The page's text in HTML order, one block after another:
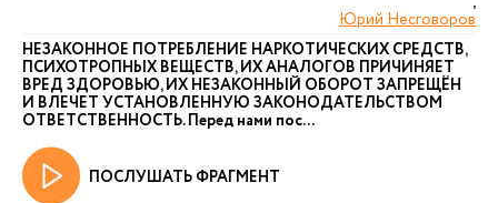
Юрий Несговоров
НЕЗАКОННОЕ ПОТРЕБЛЕНИЕ НАРКОТИЧЕСКИХ СРЕДСТВ,
ПСИХОТРОПНЫХ ВЕЩЕСТВ, ИХ АНАЛОГОВ ПРИЧИНЯЕТ
ВРЕД ЗДОРОВЬЮ, ИХ НЕЗАКОННЫЙ ОБОРОТ ЗАПРЕЩЁН
И ВЛЕЧЕТ УСТАНОВЛЕННУЮ ЗАКОНОДАТЕЛЬСТВОМ
ОТВЕТСТВЕННОСТЬ. Перед нами пос...
ПОСЛУШАТЬ ФРАГМЕНТ